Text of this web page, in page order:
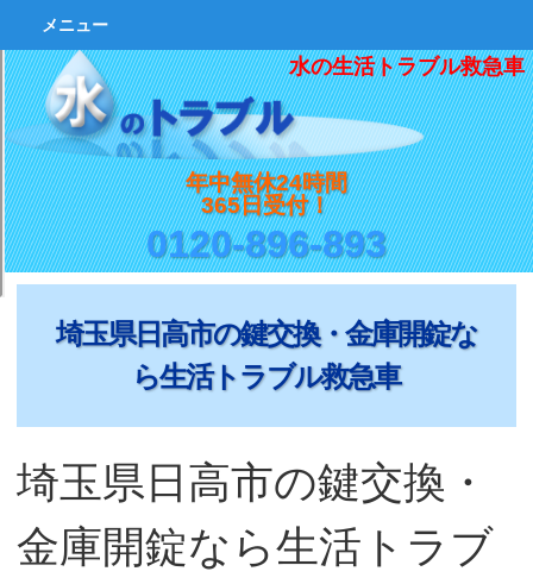
水の生活トラブル救急車
年中無休24時間
365日受付！
0120-896-893
メニュー
埼玉県日高市の鍵交換・金庫開錠な
ら生活トラブル救急車
埼玉県日高市の鍵交換・
金庫開錠なら生活トラブ